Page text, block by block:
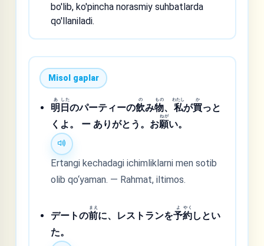
bo'lib, ko'pincha norasmiy suhbatlarda
qo'llaniladi.
Misol gaplar
明
あ
日
した
のパーティーの飲
の
み物
もの
、 私
わたし
が買
か
っと
くよ。 ー ありがとう。お願
ねが
い。
Ertangi kechadagi ichimliklarni men sotib
olib qo‘yaman. — Rahmat, iltimos.
デートの前
まえ
に、レストランを予
よ
約
やく
しとい
た。